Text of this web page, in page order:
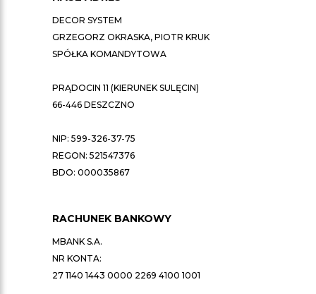
DECOR SYSTEM
GRZEGORZ OKRASKA, PIOTR KRUK
SPÓŁKA KOMANDYTOWA
PRĄDOCIN 11 (KIERUNEK SULĘCIN)
66-446 DESZCZNO
NIP: 599-326-37-75
REGON: 521547376
BDO: 000035867
RACHUNEK BANKOWY
MBANK S.A.
NR KONTA:
27 1140 1443 0000 2269 4100 1001